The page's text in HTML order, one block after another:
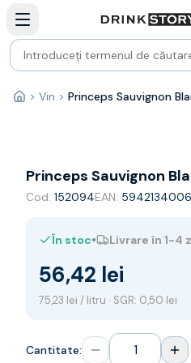
Bauturi fine — selectie
Produse Noi
Cosuri cadou
Pachete & Cadouri
Vin
Franta
Spania
Australia
Noua Zeelanda
Sampanie
Acasă
> Vin >
Princeps Sauvignon
Cod: 152094EAN:
În stoc• Livrare în 1-4
56,42 lei
75,23 lei / litru · SGR: 0,50 lei
Cantitate: